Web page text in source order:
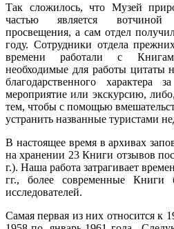
Так сложилось, что Музей
частью является вотчиной
просвещения, а сам отдел
году. Сотрудники отдела
времени работали с
необходимые для работы цитаты
благодарственного характера
мероприятие или экскурсию,
тем, чтобы с помощью
устранить названные туристами
В настоящее время в архивах
на хранении 23 Книги отзывов
г.). Наша работа затрагивает
гг., более современные Книги
исследователей.
Самая первая из них относится к